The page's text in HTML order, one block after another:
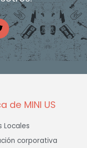
de MINI US
Locales
corporativa